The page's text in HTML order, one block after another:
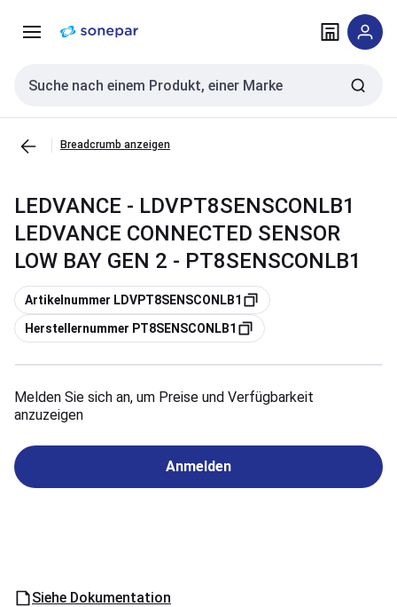
NavigationInhalt
Sucheingabe
Breadcrumb anzeigen
LEDVANCE - LDVPT8SENSCONLB1
LEDVANCE CONNECTED SENSOR
LOW BAY GEN 2 - PT8SENSCONLB1
Kopieren
Artikelnummer LDVPT8SENSCONLB1
Kopieren
Herstellernummer PT8SENSCONLB1
Melden Sie sich an, um Preise und Verfügbarkeit
anzuzeigen
Anmelden
Siehe Dokumentation